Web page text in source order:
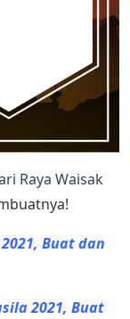
Raya Waisak
Buat dan
2021, Buat